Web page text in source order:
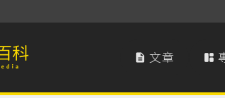
 文章 